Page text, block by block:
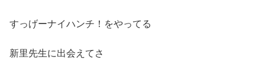
すっげーナイハンチ！をやってる
新里先生に出会えてさ